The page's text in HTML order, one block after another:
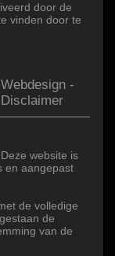
door de
vinden door te
Webdesign -
Disclaimer
Deze website is
en aangepast
de volledige
de
van de